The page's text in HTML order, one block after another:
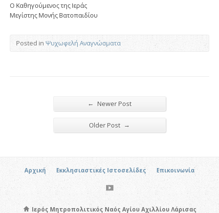
Ο Καθηγούμενος της Ιεράς
Μεγίστης Μονής Βατοπαιδίου
Posted in Ψυχωφελή Αναγνώσματα
← Newer Post
Older Post →
Αρχική Εκκλησιαστικές Ιστοσελίδες Επικοινωνία
Ιερός Μητροπολιτικός Ναός Αγίου Αχιλλίου Λάρισας